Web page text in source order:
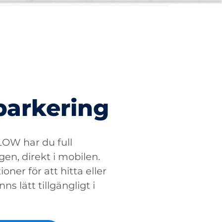
har du full
direkt i mobilen.
för att hitta eller
lätt tillgängligt i